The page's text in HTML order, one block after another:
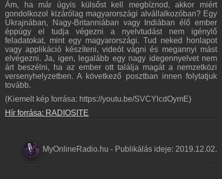
Ám, ha már úgyis külsőst kell megbíznod, akkor miért
gondolkozol kizárólag magyarországi alvállalkozóban? Egy
Ukrajnában, Nagy-Britanniában vagy Indiában élő ember
éppúgy el tudja végezni a nyelvtudást nem igénylő
feladatokat, mint egy magyarországi. Tud neked honlapot
vagy applikáció készíteni, videót vágni és megannyi mást
elvégezni. Ja, igen, legalább egy nagy idegennyelvet nem
árt beszélni, ha az ember ott találja magát a nemzetközi
versenyhelyzetben. A következő posztban innen folytatjuk
tovább.
(Kiemelt kép forrása: https://youtu.be/SVCYlcdOymE)
Hír forrása: RADIOSITE
MyOnlineRadio.hu - Publikálás ideje: 2019.12.02.